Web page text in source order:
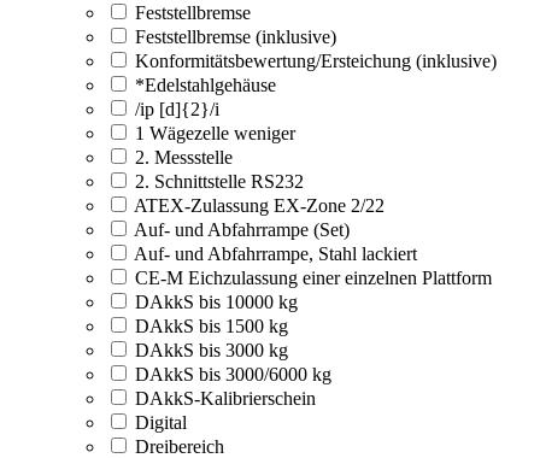
Feststellbremse
Feststellbremse (inklusive)
Konformitätsbewertung/Ersteichung (inklusive)
*Edelstahlgehäuse
/ip [d]{2}/i
1 Wägezelle weniger
2. Messstelle
2. Schnittstelle RS232
ATEX-Zulassung EX-Zone 2/22
Auf- und Abfahrrampe (Set)
Auf- und Abfahrrampe, Stahl lackiert
CE-M Eichzulassung einer einzelnen Plattform
DAkkS bis 10000 kg
DAkkS bis 1500 kg
DAkkS bis 3000 kg
DAkkS bis 3000/6000 kg
DAkkS-Kalibrierschein
Digital
Dreibereich